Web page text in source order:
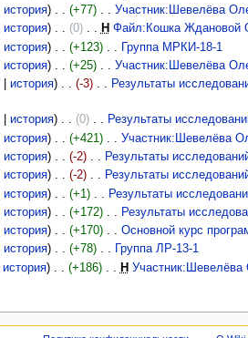
история) (+77)‎ Участник:Шевелёва
история) (0)‎ Н Файл:Кошка Ждановой
история) (+123)‎ Группа МРКИ-18-1
история) (+25)‎ Участник:Шевелёва
история) (-3)‎ Результаты
история) (0)‎ Результаты
история) (+421)‎ Участник:Шевелёва
история) (-2)‎ Результаты
история) (-2)‎ Результаты
история) (+1)‎ Результаты
история) (+172)‎ Результаты
история) (+170)‎ Основной курс
история) (+78)‎ Группа ЛР-13-1‎
история) (+186)‎ Н Участник:Шевелёва